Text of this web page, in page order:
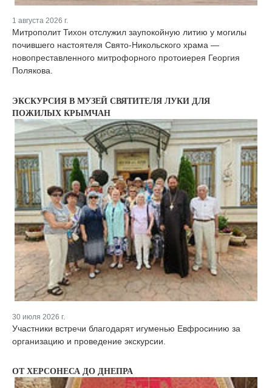
1 августа 2026 г.
Митрополит Тихон отслужил заупокойную литию у могилы
почившего настоятеля Свято-Никольского храма —
новопреставленного митрофорного протоиерея Георгия
Полякова.
ЭКСКУРСИЯ В МУЗЕЙ СВЯТИТЕЛЯ ЛУКИ ДЛЯ
ПОЖИЛЫХ КРЫМЧАН
30 июля 2026 г.
Участники встречи благодарят игуменью Евфросинию за
организацию и проведение экскурсии.
ОТ ХЕРСОНЕСА ДО ДНЕПРА